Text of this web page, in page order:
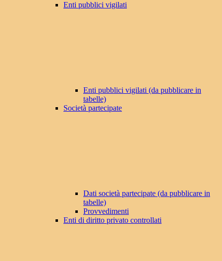
Enti pubblici vigilati
Enti pubblici vigilati (da pubblicare in
tabelle)
Società partecipate
Dati società partecipate (da pubblicare in
tabelle)
Provvedimenti
Enti di diritto privato controllati